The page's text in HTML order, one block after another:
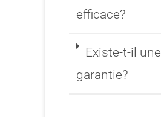
efficace?
Existe-t-il une
garantie?